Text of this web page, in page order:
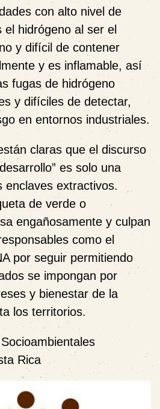
con alto nivel de
hidrógeno al ser el
y difícil de contener
y es inflamable, así
fugas de hidrógeno
y difíciles de detectar,
en entornos industriales.
claras que el discurso
es solo una
enclaves extractivos.
de verde o
engañosamente y culpan
como el
por seguir permitiendo
se impongan por
y bienestar de la
los territorios.
Rica